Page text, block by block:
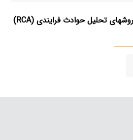
برگزاری دوره آشنایی با روشهای تحلیل حوادث فرایندی (RCA)